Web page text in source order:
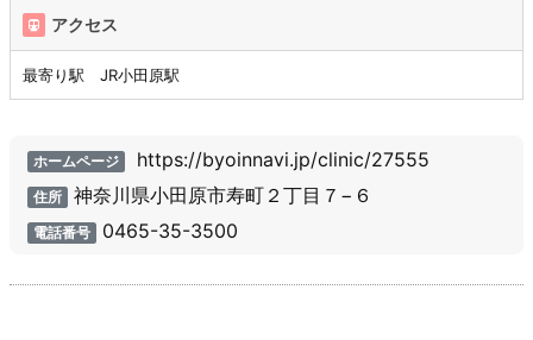
アクセス
最寄り駅 JR小田原駅
ホームページ https://byoinnavi.jp/clinic/27555
住所 神奈川県小田原市寿町２丁目７−６
電話番号 0465-35-3500